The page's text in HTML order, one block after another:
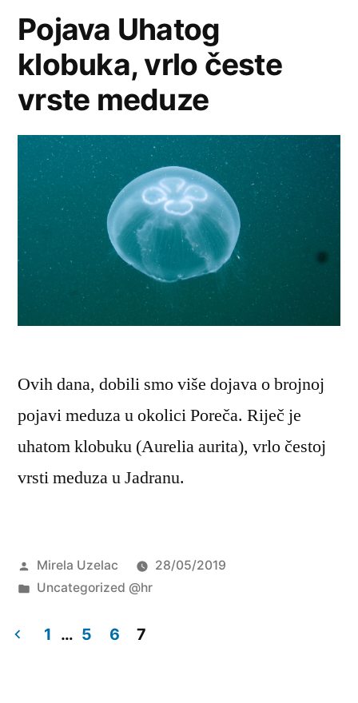
Pojava Uhatog
klobuka, vrlo česte
vrste meduze
Ovih dana, dobili smo više dojava o brojnoj
pojavi meduza u okolici Poreča. Riječ je
uhatom klobuku (Aurelia aurita), vrlo čestoj
vrsti meduza u Jadranu.
Objavio
Mirela Uzelac
28/05/2019
Objavljeno
Uncategorized @hr
1 … 5 6 7